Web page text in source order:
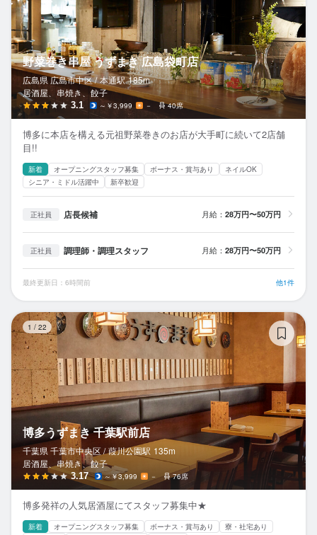
野菜巻き串屋 うずまき 広島袋町店
広島県 広島市中区 / 本通駅 185m
居酒屋、串焼き、餃子
3.1 ～￥3,999 － 40席
博多に本店を構える元祖野菜巻きのお店が大手町に続いて2店舗
目!!
新着 オープニングスタッフ募集 ボーナス・賞与あり
ネイルOK
シニア・ミドル活躍中
新卒歓迎
正社員 店長候補 月給： 28万円〜50万円
正社員 調理師・調理スタッフ 月給： 28万円〜50万円
最終更新日：6時間前 他1件
1 / 22
博多うずまき 千葉駅前店
千葉県 千葉市中央区 / 葭川公園駅 135m
居酒屋、串焼き、餃子
3.17 ～￥3,999 － 76席
博多発祥の人気居酒屋にてスタッフ募集中★
新着 オープニングスタッフ募集 ボーナス・賞与あり
寮・社宅あり